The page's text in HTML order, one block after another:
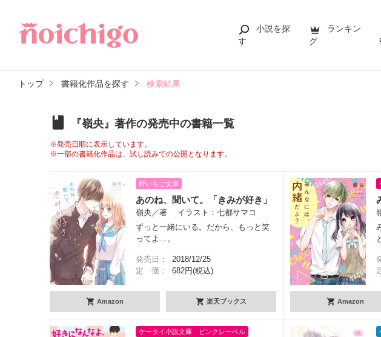
小説を探
す
ランキン
グ
トップ 書籍化作品を探す 検索結果
『嶺央』著作の発売中の書籍一覧
※発売日順に表示しています。
※一部の書籍化作品は、試し読みでの公開となります。
野いちご文庫
あのね、聞いて。「きみが好き」
嶺央／著 イラスト：七都サマコ
ずっと一緒にいる。だから、もっと笑
ってよ…。
発売日：
2018/12/25
定 価：
682円(税込)
Amazon 楽天ブックス Amazon
ケータイ小説文庫 ピンクレーベル